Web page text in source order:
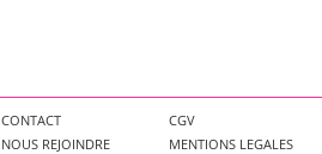
CONTACT
NOUS REJOINDRE
CGV
MENTIONS LEGALES